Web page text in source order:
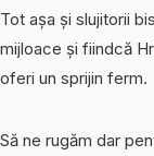
Tot așa și slujitorii
mijloace și fiindcă
oferi un sprijin ferm.
Să ne rugăm dar